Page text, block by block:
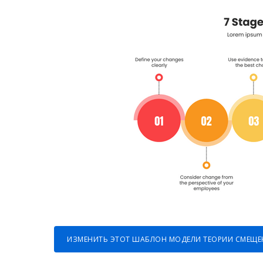
ИЗМЕНИТЬ ЭТОТ ШАБЛОН МОДЕЛИ ТЕОРИИ